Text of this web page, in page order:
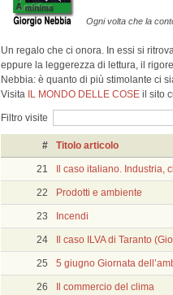
Ogni volta che la
Un regalo che ci onora. In essi si
eppure la leggerezza di lettura, il
Nebbia: è quanto di più stimolante ci
Visita IL MONDO DELLE COSE il sito
Filtro visite
# Titolo articolo
21 Il caso italiano. Industria,
22 Prodotti e ambiente
23 Incendi
24 Il caso ILVA di Taranto
25 5 giugno Giornata
26 Il commercio del clima